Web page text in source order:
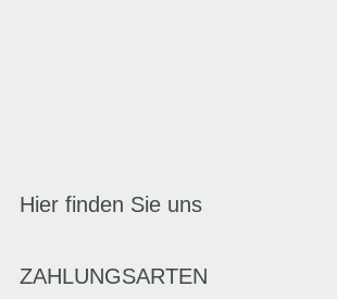
Hier finden Sie uns
ZAHLUNGSARTEN